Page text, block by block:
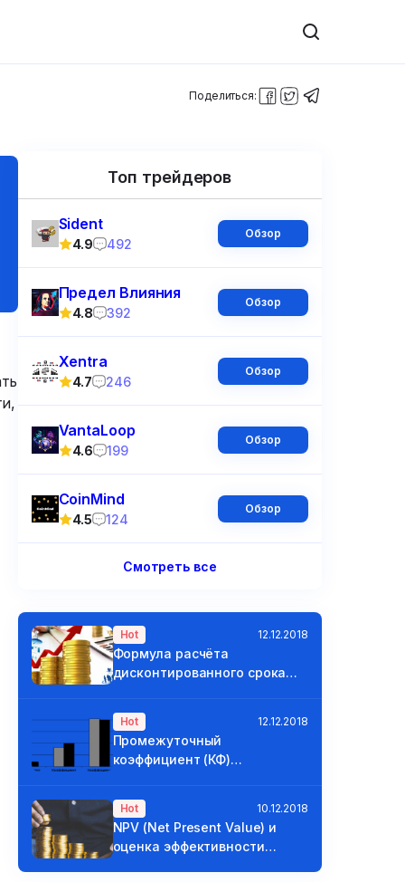
Поделиться:
Топ трейдеров
Sident
4.9 492
Обзор
Предел Влияния
4.8 392
Обзор
Xentra
4.7 246
Обзор
VantaLoop
4.6 199
Обзор
CoinMind
4.5 124
Обзор
Смотреть все
Hot 12.12.2018
Формула расчёта
дисконтированного срока
Hot 12.12.2018
Промежуточный
коэффициент (КФ)
Hot 10.12.2018
NPV (Net Present Value) и
оценка эффективности